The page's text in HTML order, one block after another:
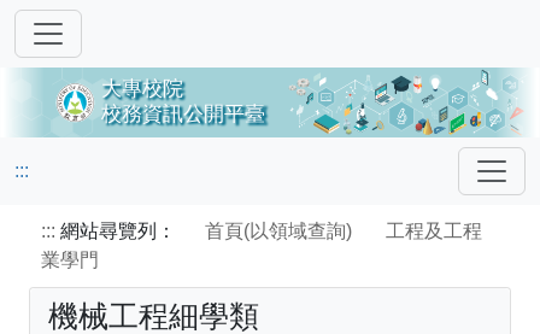
:::
::: 網站尋覽列： 首頁(以領域查詢)
工程及工程
業學門
機械工程細學類